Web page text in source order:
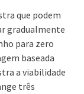
que podem
gradualmente
para zero
baseada
a viabilidade
três